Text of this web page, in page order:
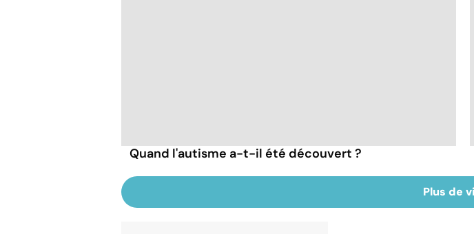
Quand l'autisme a-t-il été découvert ?
Plus de